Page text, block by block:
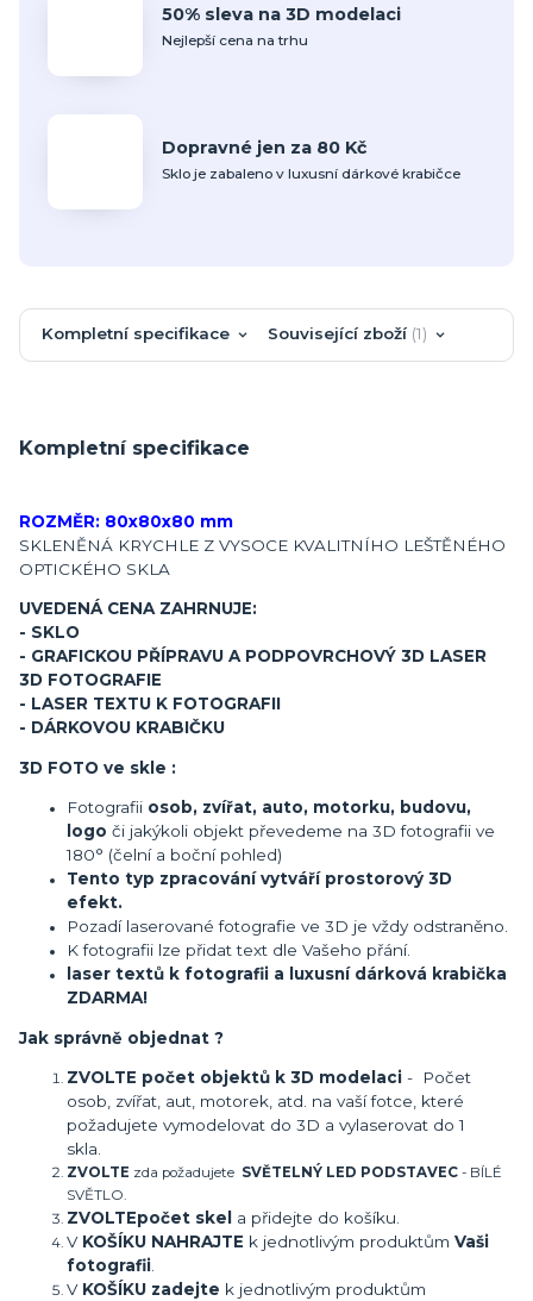
50% sleva na 3D modelaci
Nejlepší cena na trhu
Dopravné jen za 80 Kč
Sklo je zabaleno v luxusní dárkové krabičce
Kompletní specifikace Související zboží 1
Kompletní specifikace
ROZMĚR: 80x80x80 mm
SKLENĚNÁ KRYCHLE Z VYSOCE KVALITNÍHO LEŠTĚNÉHO
OPTICKÉHO SKLA
UVEDENÁ CENA ZAHRNUJE:
- SKLO
- GRAFICKOU PŘÍPRAVU A PODPOVRCHOVÝ 3D LASER
3D FOTOGRAFIE
- LASER TEXTU K FOTOGRAFII
- DÁRKOVOU KRABIČKU
3D FOTO ve skle :
Fotografii osob, zvířat, auto, motorku, budovu,
logo či jakýkoli objekt převedeme na 3D fotografii ve
180° (čelní a boční pohled)
Tento typ zpracování vytváří prostorový 3D
efekt.
Pozadí laserované fotografie ve 3D je vždy odstraněno.
K fotografii lze přidat text dle Vašeho přání.
laser textů k fotografii a luxusní dárková krabička
ZDARMA!
Jak správně objednat ?
ZVOLTE počet objektů k 3D modelaci - Počet
osob, zvířat, aut, motorek, atd. na vaší fotce, které
požadujete vymodelovat do 3D a vylaserovat do 1
skla.
ZVOLTE zda požadujete SVĚTELNÝ LED PODSTAVEC - BÍLÉ
SVĚTLO.
ZVOLTEpočet skel
a přidejte do košíku.
V KOŠÍKU NAHRAJTE k jednotlivým produktům Vaši
fotografii
V KOŠÍKU zadejte k jednotlivým produktům